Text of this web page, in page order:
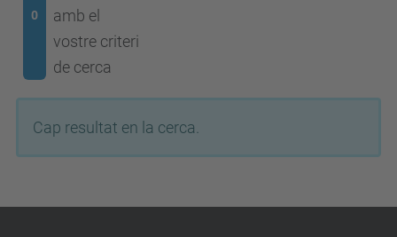
0
amb el
vostre criteri
de cerca
Cap resultat en la cerca.